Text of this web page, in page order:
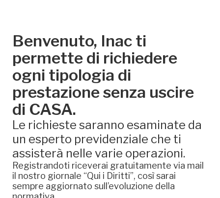
Benvenuto, Inac ti
permette di richiedere
ogni tipologia di
prestazione senza uscire
di CASA.
Le richieste saranno esaminate da
un esperto previdenziale che ti
assisterà nelle varie operazioni.
Registrandoti riceverai gratuitamente via mail
il nostro giornale “Qui i Diritti”, così sarai
sempre aggiornato sull’evoluzione della